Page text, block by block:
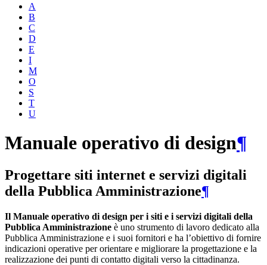
A
B
C
D
E
I
M
O
S
T
U
Manuale operativo di design¶
Progettare siti internet e servizi digitali
della Pubblica Amministrazione¶
Il Manuale operativo di design per i siti e i servizi digitali della
Pubblica Amministrazione è uno strumento di lavoro dedicato alla
Pubblica Amministrazione e i suoi fornitori e ha l’obiettivo di fornire
indicazioni operative per orientare e migliorare la progettazione e la
realizzazione dei punti di contatto digitali verso la cittadinanza.